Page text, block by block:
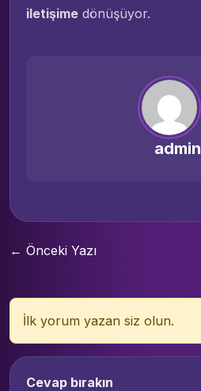
iletişime dönüşüyor.
admin
← Önceki Yazı
İlk yorum yazan siz olun.
Cevap bırakın